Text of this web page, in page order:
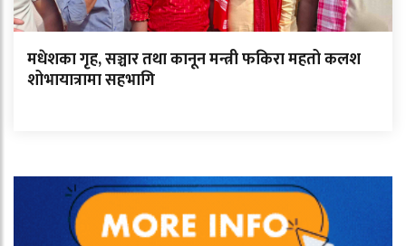
मधेशका गृह, सञ्चार तथा कानून मन्त्री फकिरा महतो कलश
शोभायात्रामा सहभागि